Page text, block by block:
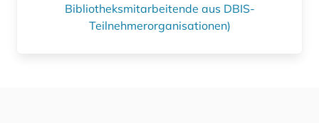
Bibliotheksmitarbeitende aus DBIS-
Teilnehmerorganisationen)